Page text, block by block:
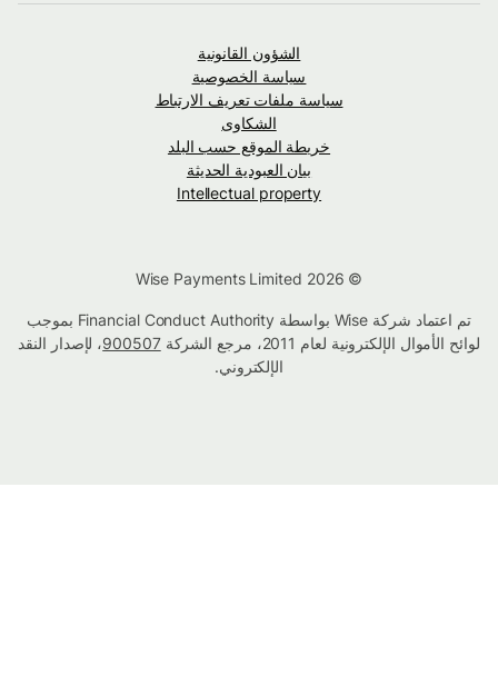
الشؤون القانونية
سياسة الخصوصية
سياسة ملفات تعريف الارتباط
الشكاوى
خريطة الموقع حسب البلد
بيان العبودية الحديثة
Intellectual property
تم اعتماد شركة Wise بواسطة Financial Conduct Authority بموجب
لوائح الأموال الإلكترونية لعام 2011، مرجع الشركة
900507، لإصدار النقد
الإلكتروني.